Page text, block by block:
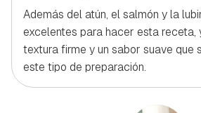
Además del atún, el salmón y la
excelentes para hacer esta receta,
textura firme y un sabor suave que
este tipo de preparación.